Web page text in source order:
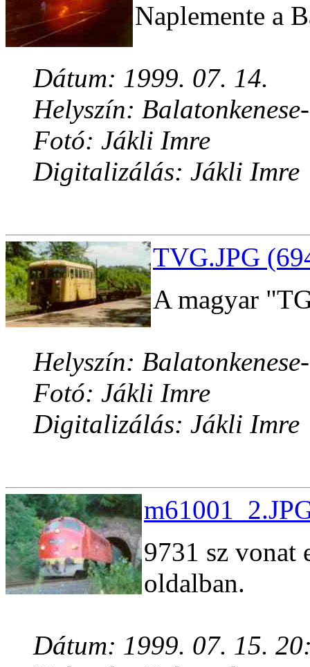
Naplemente a
Dátum: 1999. 07. 14.
Helyszín:
Fotó: Jákli Imre
Digitalizálás: Jákli Imre
TVG.JPG
A magyar
Helyszín:
Fotó: Jákli Imre
Digitalizálás: Jákli Imre
9731 sz vonat
oldalban.
Dátum: 1999. 07. 15.